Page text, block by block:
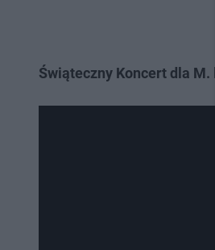
Świąteczny Koncert dla M.